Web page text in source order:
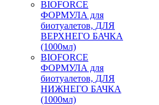
BIOFORCE
ФОРМУЛА для
биотуалетов, ДЛЯ
ВЕРХНЕГО БАЧКА
(1000мл)
BIOFORCE
ФОРМУЛА для
биотуалетов, ДЛЯ
НИЖНЕГО БАЧКА
(1000мл)